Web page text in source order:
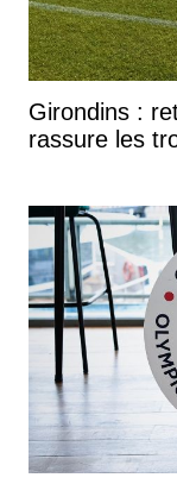
Girondins :
rassure les